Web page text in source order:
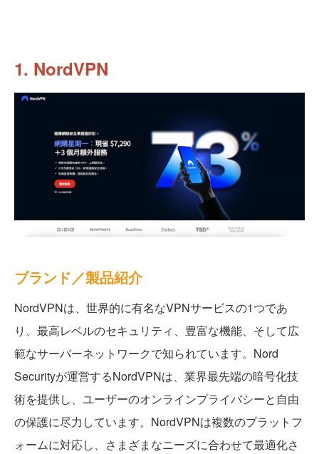
1. NordVPN
ブランド／製品紹介
NordVPNは、世界的に有名なVPNサービスの1つであ
り、最高レベルのセキュリティ、豊富な機能、そして広
範なサーバーネットワークで知られています。Nord
Securityが運営するNordVPNは、業界最先端の暗号化技
術を提供し、ユーザーのオンラインプライバシーと自由
の保護に尽力しています。NordVPNは複数のプラットフ
ォームに対応し、さまざまなニーズに合わせて最適化さ